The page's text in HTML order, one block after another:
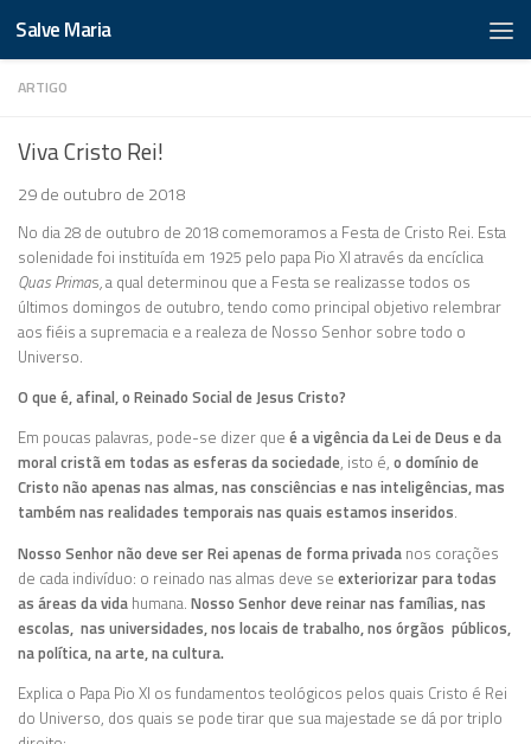
Salve Maria
ARTIGO
Viva Cristo Rei!
29 de outubro de 2018
No dia 28 de outubro de 2018 comemoramos a Festa de Cristo Rei. Esta
solenidade foi instituída em 1925 pelo papa Pio XI através da encíclica
Quas Primas,a qual determinou que a Festa se realizasse todos os
últimos domingos de outubro, tendo como principal objetivo relembrar
aos fiéis a supremacia e a realeza de Nosso Senhor sobre todo o
Universo.
O que é, afinal, o Reinado Social de Jesus Cristo?
Em poucas palavras, pode-se dizer que é a vigência da Lei de Deus e da
moral cristã em todas as esferas da sociedade, isto é, o domínio de
Cristo não apenas nas almas, nas consciências e nas inteligências, mas
também nas realidades temporais nas quais estamos inseridos.
Nosso Senhornão deve ser Rei apenas de forma privada nos corações
de cada indivíduo: o reinado nas almas deve se exteriorizar para todas
as áreas da vida humana. Nosso Senhor deve reinar nas famílias, nas
escolas, nas universidades, nos locais de trabalho, nos órgãos públicos,
na política, na arte, na cultura.
Explica o Papa Pio XI os fundamentos teológicos pelos quais Cristo é Rei
do Universo, dos quais se pode tirar que sua majestade se dá por triplo